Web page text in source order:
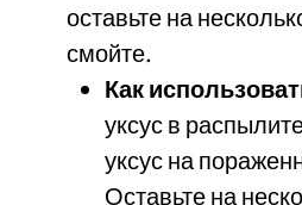
оставьте на
смойте.
Как
уксус в
уксус на
Оставьте на